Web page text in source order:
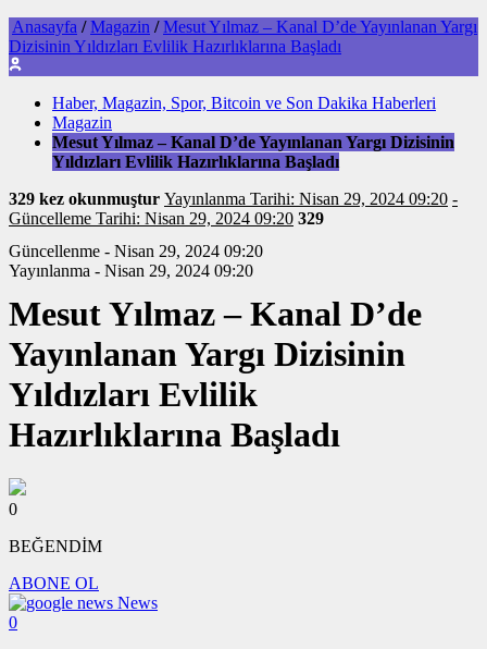
Anasayfa / Magazin / Mesut Yılmaz – Kanal D’de Yayınlanan Yargı
Dizisinin Yıldızları Evlilik Hazırlıklarına Başladı
Haber, Magazin, Spor, Bitcoin ve Son Dakika Haberleri
Magazin
Mesut Yılmaz – Kanal D’de Yayınlanan Yargı Dizisinin
Yıldızları Evlilik Hazırlıklarına Başladı
329 kez okunmuştur Yayınlanma Tarihi: Nisan 29, 2024 09:20 -
Güncelleme Tarihi: Nisan 29, 2024 09:20 329
Güncellenme - Nisan 29, 2024 09:20
Yayınlanma - Nisan 29, 2024 09:20
Mesut Yılmaz – Kanal D’de
Yayınlanan Yargı Dizisinin
Yıldızları Evlilik
Hazırlıklarına Başladı
0
BEĞENDİM
ABONE OL
News
0